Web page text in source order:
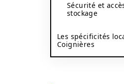
Sécurité et
stockage
Les spécificités
Coignières